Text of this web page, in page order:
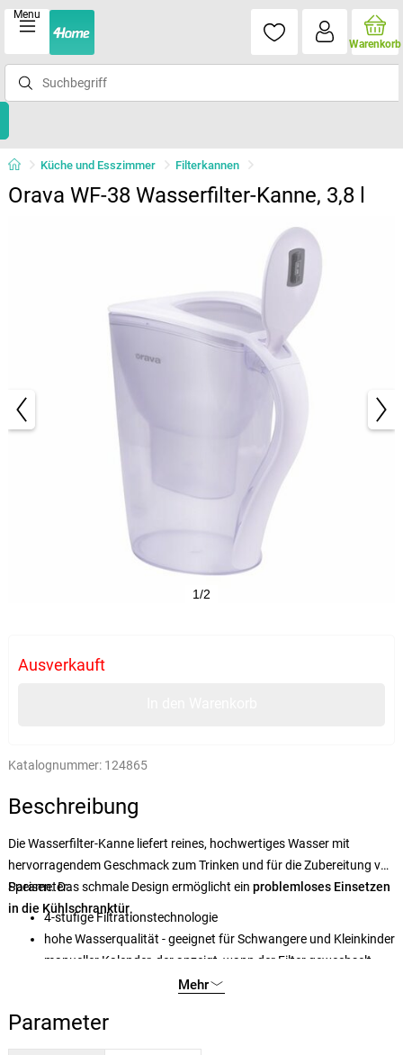
Menu
Warenkorb
Küche und Esszimmer Filterkannen
Orava WF-38 Wasserfilter-Kanne, 3,8 l
1/2
Ausverkauft
Katalognummer: 124865
Beschreibung
Die Wasserfilter-Kanne liefert reines, hochwertiges Wasser mit
hervorragendem Geschmack zum Trinken und für die Zubereitung von
Speisen. Das schmale Design ermöglicht ein problemloses Einsetzen
in die Kühlschranktür.
Parameter:
4-stufige Filtrationstechnologie
hohe Wasserqualität - geeignet für Schwangere und Kleinkinder
manueller Kalender, der anzeigt, wann der Filter gewechselt
Wassers
Reduziert Schwermetalle, behält aber gesunde Mineralien
Mehr
Parameter